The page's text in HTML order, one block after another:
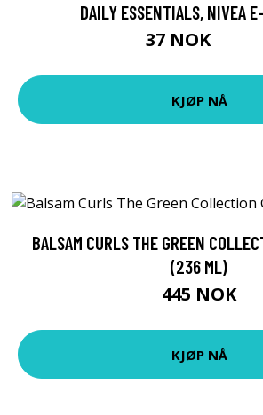
DAILY ESSENTIALS, NIVEA
37 NOK
KJØP NÅ
BALSAM CURLS THE GREEN
(236 ML)
445 NOK
KJØP NÅ